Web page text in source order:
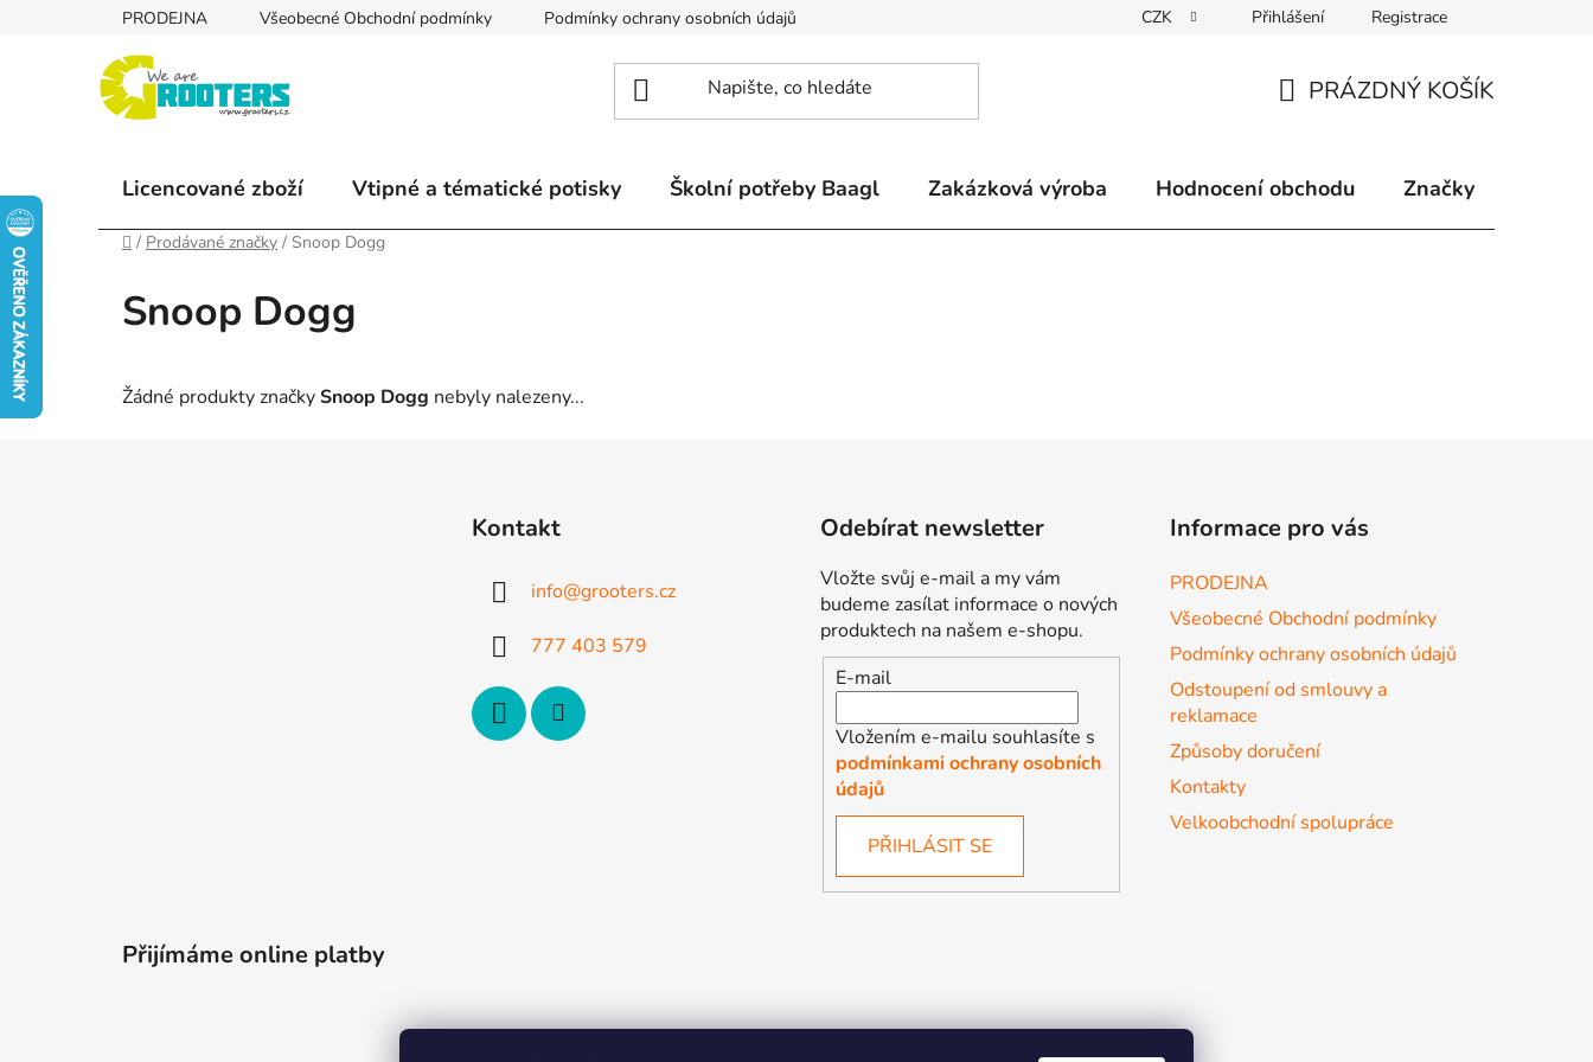
PRODEJNA Všeobecné Obchodní podmínky Podmínky ochrany osobních údajů Způsoby doručení Kontakty
CZK Přihlášení Registrace
KOŠÍK
PRÁZDNÝ KOŠÍK
Licencované zboží Vtipné a tématické potisky Školní potřeby Baagl Zakázková výroba Hodnocení obchodu Značky
Domů
/ Prodávané značky / Snoop Dogg
Snoop Dogg
Žádné produkty značkySnoop Dogg nebyly nalezeny...
Kontakt
info@grooters.cz
777 403 579
Odebírat newsletter
Vložte svůj e-mail a my vám
budeme zasílat informace o nových
produktech na našem e-shopu.
E-mail
Vložením e-mailu souhlasíte s
podmínkami ochrany osobních
údajů
PŘIHLÁSIT SE
Informace pro vás
PRODEJNA
Všeobecné Obchodní podmínky
Podmínky ochrany osobních údajů
Odstoupení od smlouvy a
reklamace
Způsoby doručení
Kontakty
Velkoobchodní spolupráce
Přijímáme online platby